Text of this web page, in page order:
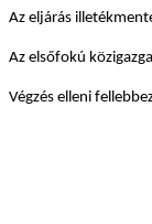
Az eljárás
Az elsőfokú
Végzés elleni